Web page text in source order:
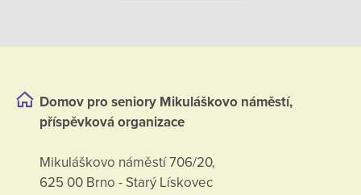
Domov pro seniory Mikuláškovo náměstí,
příspěvková organizace
Mikuláškovo náměstí 706/20,
625 00 Brno - Starý Lískovec